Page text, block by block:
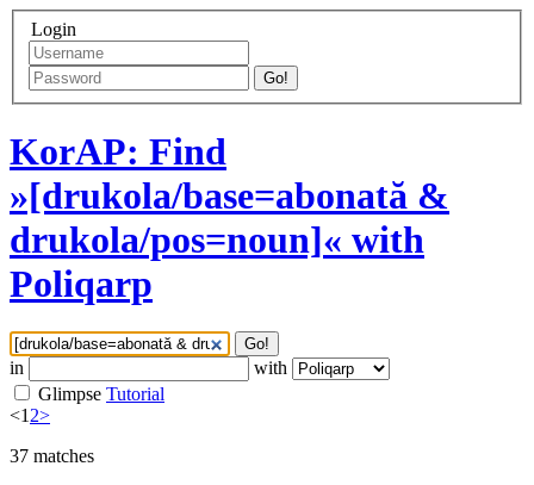
Login
Go!
KorAP: Find
»[drukola/base=abonată &
drukola/pos=noun]« with
Poliqarp
Go!
in
with
Glimpse Tutorial
<12>
37 matches